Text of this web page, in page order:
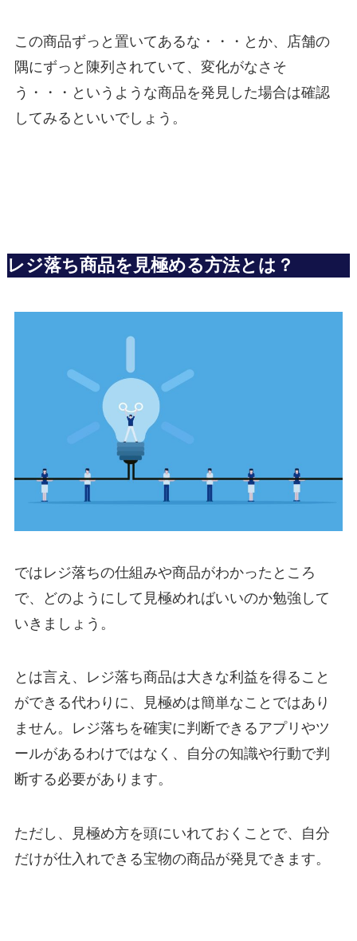
この商品ずっと置いてあるな・・・とか、店舗の
隅にずっと陳列されていて、変化がなさそ
う・・・というような商品を発見した場合は確認
してみるといいでしょう。
レジ落ち商品を見極める方法とは？
ではレジ落ちの仕組みや商品がわかったところ
で、どのようにして見極めればいいのか勉強して
いきましょう。
とは言え、レジ落ち商品は大きな利益を得ること
ができる代わりに、見極めは簡単なことではあり
ません。レジ落ちを確実に判断できるアプリやツ
ールがあるわけではなく、自分の知識や行動で判
断する必要があります。
ただし、見極め方を頭にいれておくことで、自分
だけが仕入れできる宝物の商品が発見できます。